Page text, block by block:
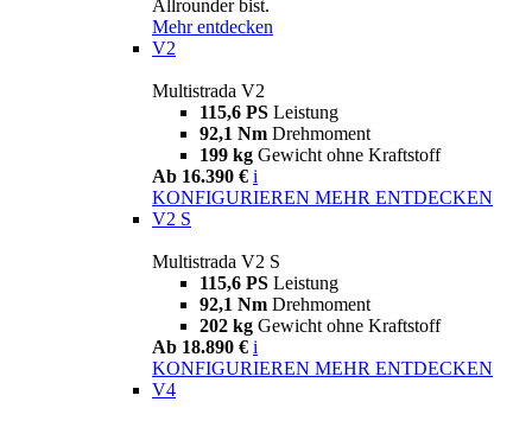
Allrounder bist.
Mehr entdecken
V2
Multistrada V2
115,6 PS Leistung
92,1 Nm Drehmoment
199 kg Gewicht ohne Kraftstoff
Ab 16.390 € i
KONFIGURIEREN MEHR ENTDECKEN
V2 S
Multistrada V2 S
115,6 PS Leistung
92,1 Nm Drehmoment
202 kg Gewicht ohne Kraftstoff
Ab 18.890 € i
KONFIGURIEREN MEHR ENTDECKEN
V4